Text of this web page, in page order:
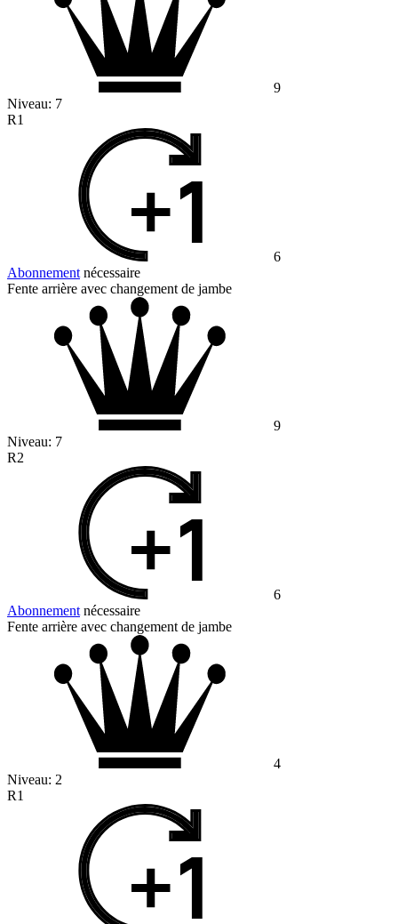
9
Niveau: 7
R1
6
Abonnement nécessaire
Fente arrière avec changement de jambe
9
Niveau: 7
R2
6
Abonnement nécessaire
Fente arrière avec changement de jambe
4
Niveau: 2
R1